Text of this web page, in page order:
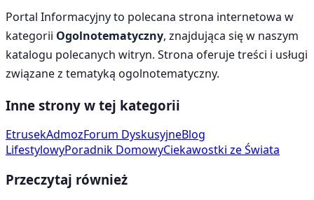
Portal Informacyjnyto polecana strona internetowa w
kategorii Ogolnotematyczny, znajdująca się w naszym
katalogu polecanych witryn. Strona oferuje treści i usługi
związane z tematyką ogolnotematyczny.
Inne strony w tej kategorii
EtrusekAdmozForum DyskusyjneBlog
LifestylowyPoradnik DomowyCiekawostki ze Świata
Przeczytaj również